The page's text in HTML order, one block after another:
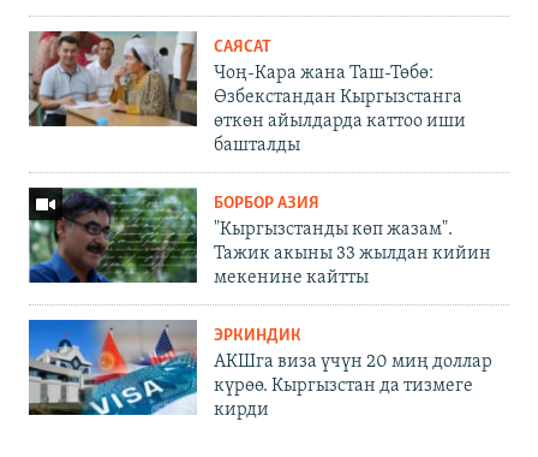
САЯСАТ
Чоң-Кара жана Таш-Төбө:
Өзбекстандан Кыргызстанга
өткөн айылдарда каттоо иши
башталды
БОРБОР АЗИЯ
"Кыргызстанды көп жазам".
Тажик акыны 33 жылдан кийин
мекенине кайтты
ЭРКИНДИК
АКШга виза үчүн 20 миң доллар
күрөө. Кыргызстан да тизмеге
кирди